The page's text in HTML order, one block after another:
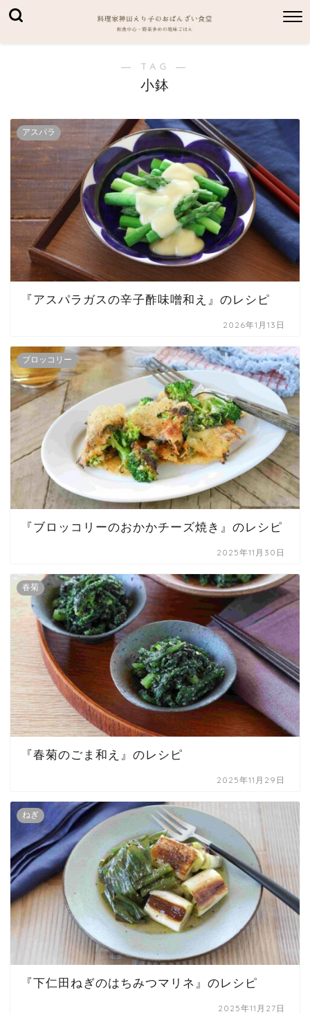
― TAG ―
小鉢
アスパラ
『アスパラガスの辛子酢味噌和え』のレシピ
2026年1月13日
ブロッコリー
『ブロッコリーのおかかチーズ焼き』のレシピ
2025年11月30日
春菊
『春菊のごま和え』のレシピ
2025年11月29日
ねぎ
『下仁田ねぎのはちみつマリネ』のレシピ
2025年11月27日